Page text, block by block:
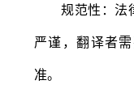
规范性：法律
严谨，翻译者
准。